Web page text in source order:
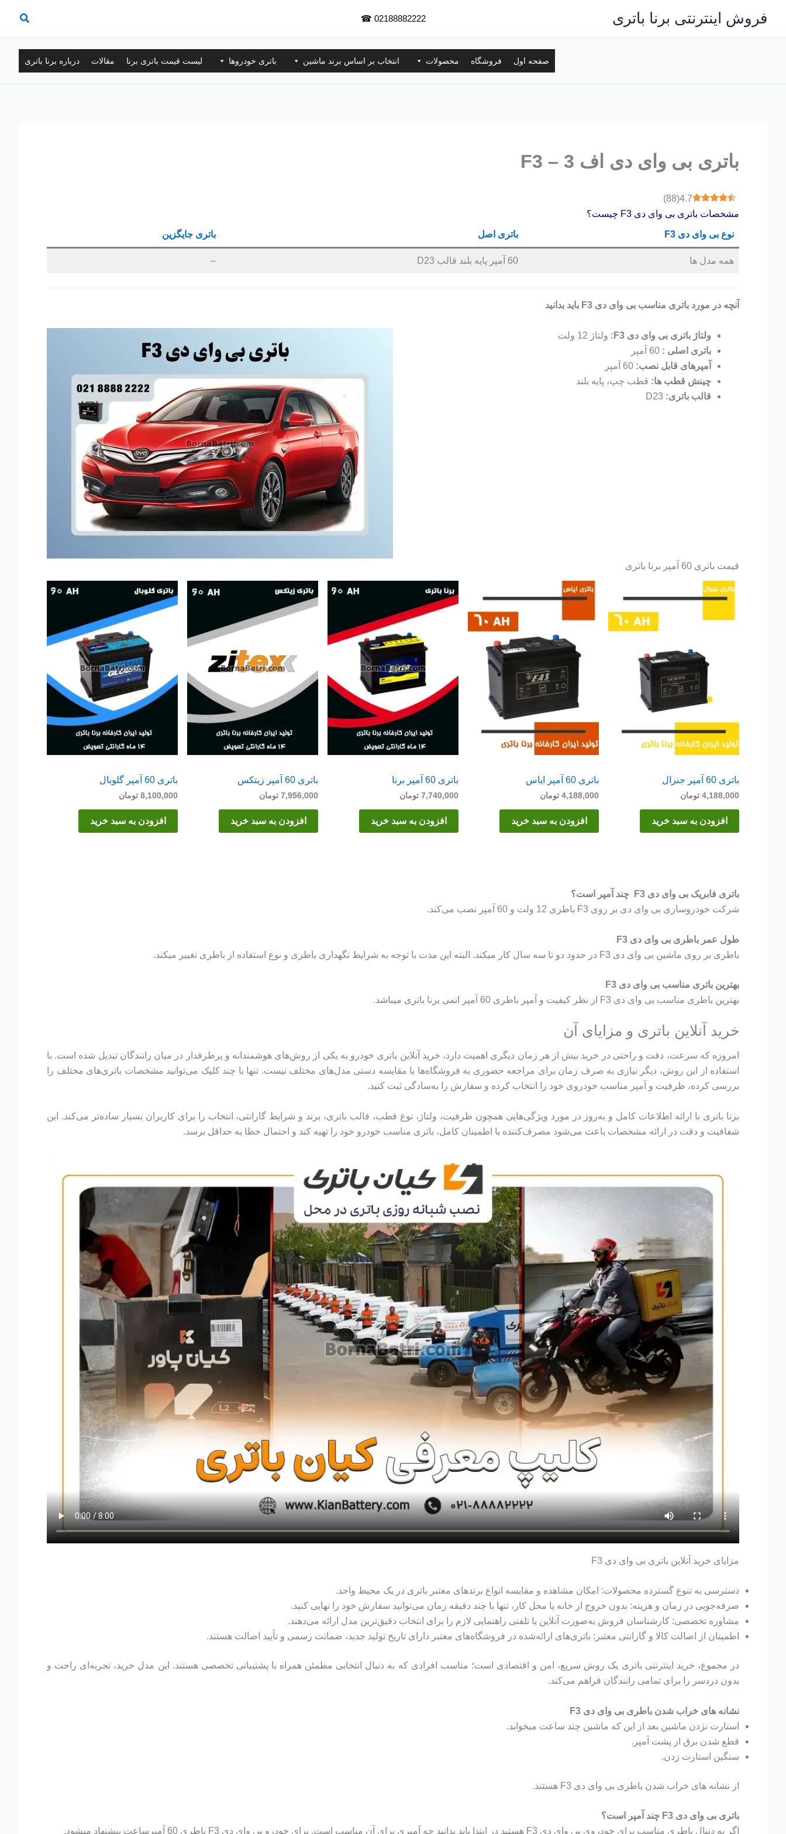
محتوا
فروش اینترنتی برنا باتری 02188882222
☎
صفحه اول فروشگاه محصولات انتخاب بر اساس برند ماشین باتری خودروها لیست قیمت باتری برنا مقالات درباره برنا باتری
باتری بی وای دی اف 3 – F3
4.7
(
88
)
مشخصات باتری بی وای دی F3 چیست؟
نوع بی وای دی F3 باتری اصل باتری جایگزین
همه مدل ها 60 آمپر پایه بلند قالب D23 –
آنچه در مورد باتری مناسب بی وای دی F3 باید بدانید
ولتاژ باتری بی وای دی F3:
ولتاژ 12 ولت
باتری اصلی :
آمپرهای قابل نصب:
چینش قطب ها: قطب چپ، پایه بلند
قالب باتری:
قیمت باتری 60 آمپر برنا باتری
باتری 60 آمپر جنرال
4,188,000 تومان
افزودن به سبد خرید
باتری 60 آمپر ایاس
4,188,000 تومان
افزودن به سبد خرید
باتری 60 آمپر برنا
7,740,000 تومان
افزودن به سبد خرید
باتری 60 آمپر زیتکس
7,956,000 تومان
افزودن به سبد خرید
باتری 60 آمپر گلوبال
8,100,000 تومان
افزودن به سبد خرید
باتری فابریک بی وای دی F3 چند آمپر است؟
شرکت خودروسازی بی وای دی بر روی F3 باطری 12 ولت و 60 آمپر نصب می‌کند.
طول عمر باطری بی وای دی F3
باطری بر روی ماشین بی وای دی F3 در حدود دو تا سه سال کار میکند. البته این مدت با توجه به شرایط نگهداری باطری و نوع استفاده از باطری تغییر میکند.
بهترین باتری مناسب بی وای دی F3
بهترین باطری مناسب بی وای دی F3 از نظر کیفیت و آمپر باطری 60 آمپر اتمی برنا باتری میباشد.
خرید آنلاین باتری و مزایای آن
امروزه که سرعت، دقت و راحتی در خرید بیش از هر زمان دیگری اهمیت دارد، خرید آنلاین باتری خودرو به یکی از روش‌های هوشمندانه و پرطرفدار در میان رانندگان تبدیل شده است. با
استفاده از این روش، دیگر نیازی به صرف زمان برای مراجعه حضوری به فروشگاه‌ها یا مقایسه دستی مدل‌های مختلف نیست. تنها با چند کلیک می‌توانید مشخصات باتری‌های مختلف را
بررسی کرده، ظرفیت و آمپر مناسب خودروی خود را انتخاب کرده و سفارش را به‌سادگی ثبت کنید.
برنا باتری با ارائه اطلاعات کامل و به‌روز در مورد ویژگی‌هایی همچون ظرفیت، ولتاژ، نوع قطب، قالب باتری، برند و شرایط گارانتی، انتخاب را برای کاربران بسیار ساده‌تر می‌کند. این
شفافیت و دقت در ارائه مشخصات باعث می‌شود مصرف‌کننده با اطمینان کامل، باتری مناسب خودرو خود را تهیه کند و احتمال خطا به حداقل برسد.
مزایای خرید آنلاین باتری بی وای دی F3
دسترسی به تنوع گسترده محصولات: امکان مشاهده و مقایسه انواع برندهای معتبر باتری در یک محیط واحد.
صرفه‌جویی در زمان و هزینه: بدون خروج از خانه یا محل کار، تنها با چند دقیقه زمان می‌توانید سفارش خود را نهایی کنید.
مشاوره تخصصی: کارشناسان فروش به‌صورت آنلاین یا تلفنی راهنمایی لازم را برای انتخاب دقیق‌ترین مدل ارائه می‌دهند.
اطمینان از اصالت کالا و گارانتی معتبر: باتری‌های ارائه‌شده در فروشگاه‌های معتبر دارای تاریخ تولید جدید، ضمانت رسمی و تأیید اصالت هستند.
در مجموع، خرید اینترنتی باتری یک روش سریع، امن و اقتصادی است؛ مناسب افرادی که به دنبال انتخابی مطمئن همراه با پشتیبانی تخصصی هستند. این مدل خرید، تجربه‌ای راحت و
بدون دردسر را برای تمامی رانندگان فراهم می‌کند.
نشانه های خراب شدن باطری بی وای دی F3
استارت نزدن ماشین بعد از این که ماشین چند ساعت میخوابد.
قطع شدن برق از پشت آمپر.
سنگین استارت زدن.
از نشانه های خراب شدن باطری بی وای دی F3 هستند.
باتری بی وای دی F3 چند آمپر است؟
اگر به دنبال باطری مناسب برای خودروی بی وای دی F3 هستید در ابتدا باید بدانید چه آمپری برای آن مناسب است. برای خودرو بی وای دی F3 باطری 60 آمپرساعت پیشنهاد میشود.